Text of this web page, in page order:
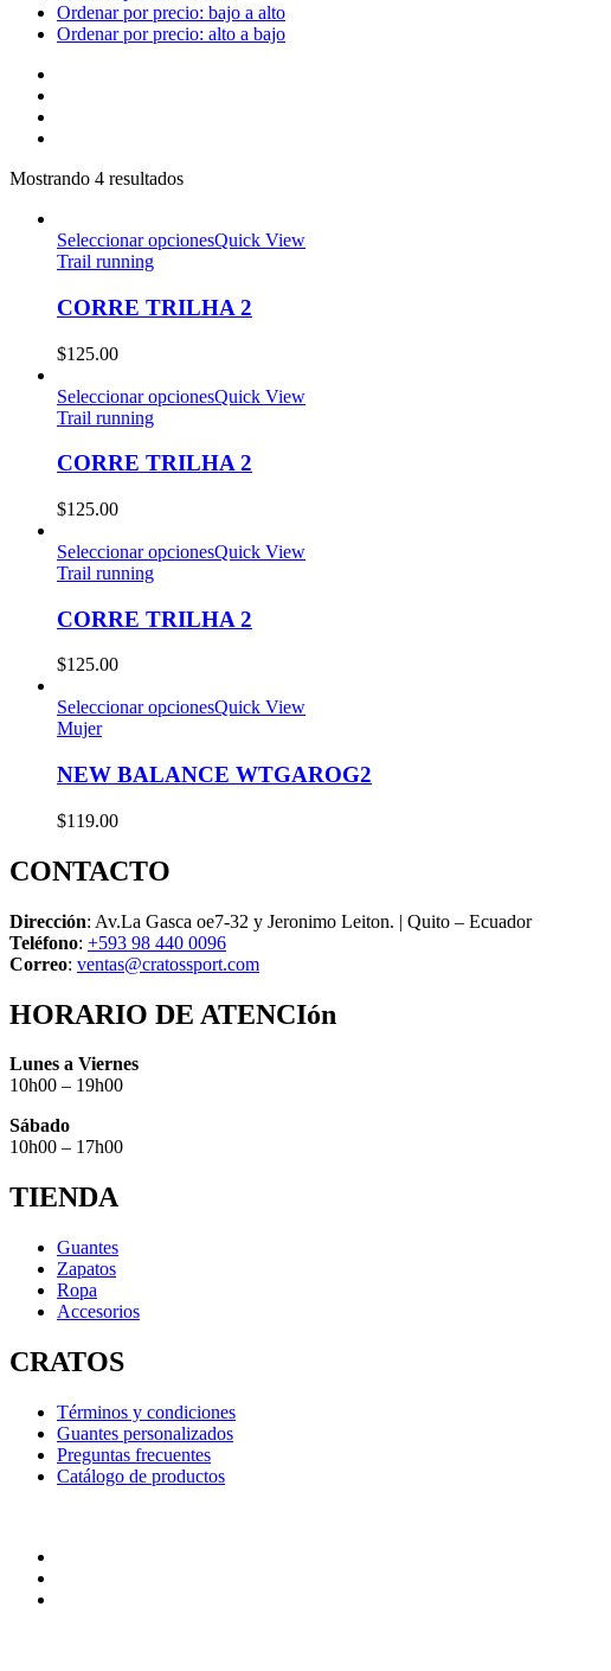
Ordenar por precio: bajo a alto
Ordenar por precio: alto a bajo
Mostrando 4 resultados
Seleccionar opcionesQuick View
Trail running
CORRE TRILHA 2
$125.00
Seleccionar opcionesQuick View
Trail running
CORRE TRILHA 2
$125.00
Seleccionar opcionesQuick View
Trail running
CORRE TRILHA 2
$125.00
Seleccionar opcionesQuick View
Mujer
NEW BALANCE WTGAROG2
$119.00
CONTACTO
Dirección: Av.La Gasca oe7-32 y Jeronimo Leiton. | Quito – Ecuador
Teléfono: +593 98 440 0096
Correo: ventas@cratossport.com
HORARIO DE ATENCIón
Lunes a Viernes
10h00 – 19h00
Sábado
10h00 – 17h00
TIENDA
Guantes
Zapatos
Ropa
Accesorios
CRATOS
Términos y condiciones
Guantes personalizados
Preguntas frecuentes
Catálogo de productos